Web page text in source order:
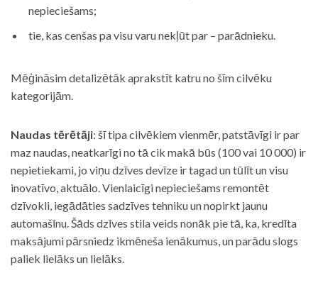
nepieciešams;
tie, kas cenšas pa visu varu nekļūt par – parādnieku.
Mēģināsim detalizētāk aprakstīt katru no šīm cilvēku
kategorijām.
Naudas tērētāji: šī tipa cilvēkiem vienmēr, patstāvīgi ir par
maz naudas, neatkarīgi no tā cik makā būs (100 vai 10 000) ir
nepietiekami, jo viņu dzīves devīze ir tagad un tūlīt un visu
inovatīvo, aktuālo. Vienlaicīgi nepieciešams remontēt
dzīvokli, iegādāties sadzīves tehniku un nopirkt jaunu
automašīnu. Šāds dzīves stila veids nonāk pie tā, ka, kredīta
maksājumi pārsniedz ikmēneša ienākumus, un parādu slogs
paliek lielāks un lielāks.